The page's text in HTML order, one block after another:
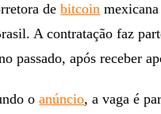
debitcoin
A contratação faz
passado, após receber
oanúncio, a vaga é